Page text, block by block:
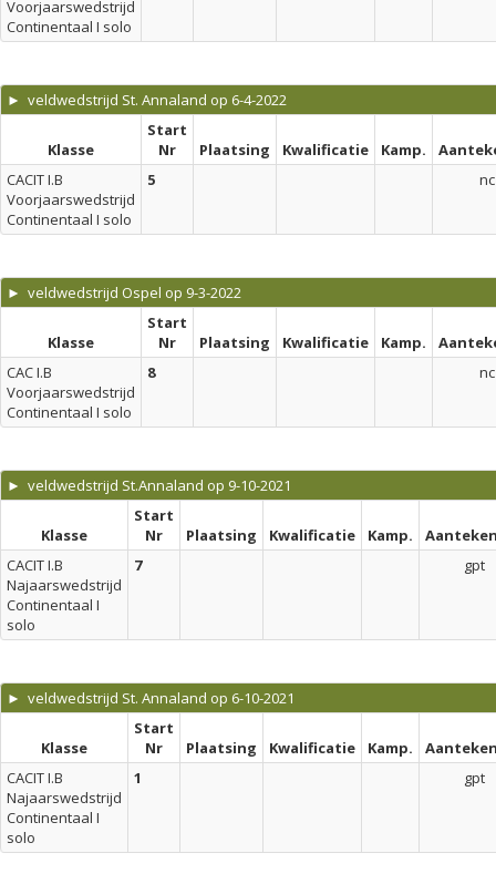
Voorjaarswedstrijd
Continentaal I solo
► veldwedstrijd St. Annaland op 6-4-2022
Klasse
Start
Nr
Plaatsing Kwalificatie Kamp.
CACIT I.B
Voorjaarswedstrijd
Continentaal I solo
5 nc
► veldwedstrijd Ospel op 9-3-2022
Klasse
Start
Nr
Plaatsing Kwalificatie Kamp.
CAC I.B
Voorjaarswedstrijd
Continentaal I solo
8 nc
► veldwedstrijd St.Annaland op 9-10-2021
Klasse
Start
Nr
Plaatsing Kwalificatie Kamp.
CACIT I.B
Najaarswedstrijd
Continentaal I
solo
7 gpt
► veldwedstrijd St. Annaland op 6-10-2021
Klasse
Start
Nr
Plaatsing Kwalificatie Kamp.
CACIT I.B
Najaarswedstrijd
Continentaal I
solo
1 gpt